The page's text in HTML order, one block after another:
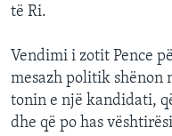
të Ri.
Vendimi i zotit Pence
mesazh politik shënon
tonin e një kandidati,
dhe që po has